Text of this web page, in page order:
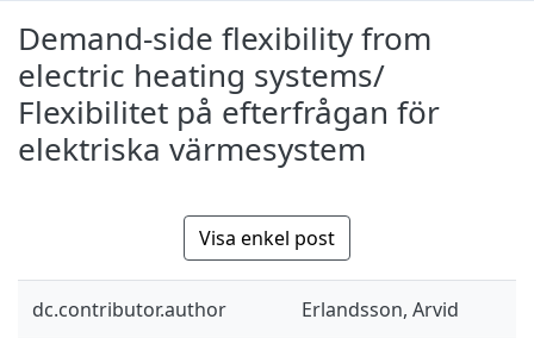
Demand-side flexibility from
electric heating systems/
Flexibilitet på efterfrågan för
elektriska värmesystem
Visa enkel post
dc.contributor.author Erlandsson, Arvid